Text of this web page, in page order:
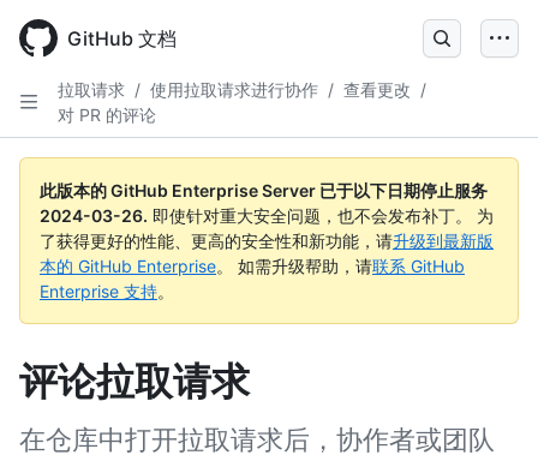
main
content
GitHub 文档
拉取请求 / 使用拉取请求进行协作 / 查看更改 /
对 PR 的评论
此版本的 GitHub Enterprise Server 已于以下日期停止服务
2024-03-26. 即使针对重大安全问题，也不会发布补丁。 为
了获得更好的性能、更高的安全性和新功能，请升级到最新版
本的 GitHub Enterprise。 如需升级帮助，请联系 GitHub
Enterprise 支持。
评论拉取请求
在仓库中打开拉取请求后，协作者或团队